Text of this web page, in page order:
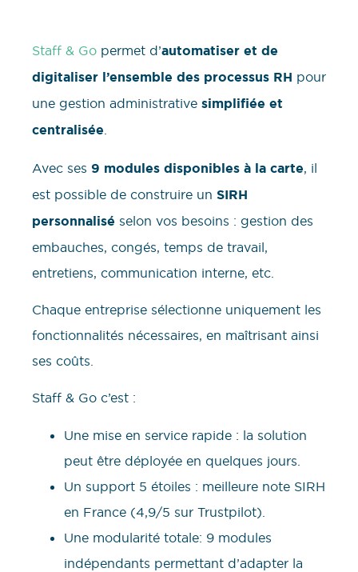
Staff & Go permet d’automatiser et de
digitaliser l’ensemble des processus RH pour
une gestion administrative simplifiée et
centralisée.
Avec ses 9 modules disponibles à la carte, il
est possible de construire un SIRH
personnalisé selon vos besoins : gestion des
embauches, congés, temps de travail,
entretiens, communication interne, etc.
Chaque entreprise sélectionne uniquement les
fonctionnalités nécessaires, en maîtrisant ainsi
ses coûts.
Staff & Go c’est :
Une mise en service rapide : la solution
peut être déployée en quelques jours.
Un support 5 étoiles : meilleure note SIRH
en France (4,9/5 sur Trustpilot).
Une modularité totale: 9 modules
indépendants permettant d’adapter la